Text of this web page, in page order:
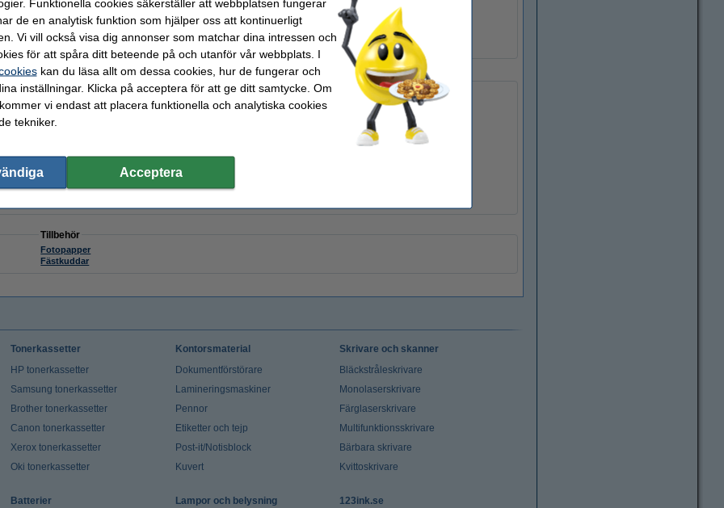
med bläckpatroner och skriv ut direkt.
med skrivare, fotopapper och kabel medföljer.
och börja skriva ut dina favoritminnen på direkten.
Canon
Termisk
färg
-
Bluetooth
ja (Canon mini print-app)
Android: 6.0 / iOS 12.0 och högre
Tillbehör
Fotopapper
Fästkuddar
Tonerkassetter
HP tonerkassetter
Samsung tonerkassetter
Brother tonerkassetter
Canon tonerkassetter
Xerox tonerkassetter
Oki tonerkassetter
Kontorsmaterial
Dokumentförstörare
Lamineringsmaskiner
Pennor
Etiketter och tejp
Post-it/Notisblock
Kuvert
Skrivare och skanner
Bläckstråleskrivare
Monolaserskrivare
Färglaserskrivare
Multifunktionsskrivare
Bärbara skrivare
Kvittoskrivare
Batterier Lampor och belysning 123ink.se
de en analytisk funktion som hjälper oss att kontinuerligt
Vi vill också visa dig annonser som matchar dina intressen och
för att spåra ditt beteende på och utanför vår webbplats. I
kan du läsa allt om dessa cookies, hur de fungerar och
inställningar. Klicka på acceptera för att ge ditt samtycke. Om
vi endast att placera funktionella och analytiska cookies
tekniker.
Acceptera